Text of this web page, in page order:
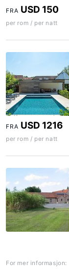
FRA USD 150
per rom / per natt
FRA USD 1216
per rom / per natt
For mer informasjon: